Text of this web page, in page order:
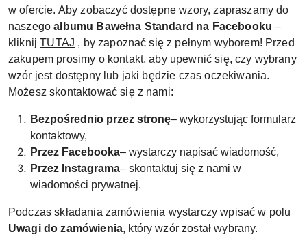
w ofercie. Aby zobaczyć dostępne wzory, zapraszamy do
naszegoalbumu Bawełna Standard na Facebooku –
kliknijTUTAJ , by zapoznać się z pełnym wyborem! Przed
zakupem prosimy o kontakt, aby upewnić się, czy wybrany
wzór jest dostępny lub jaki będzie czas oczekiwania.
Możesz skontaktować się z nami:
Bezpośrednio przez stronę– wykorzystując formularz
kontaktowy,
Przez Facebooka– wystarczy napisać wiadomość,
Przez Instagrama– skontaktuj się z nami w
wiadomości prywatnej.
Podczas składania zamówienia wystarczy wpisać w polu
Uwagi do zamówienia, który wzór został wybrany.